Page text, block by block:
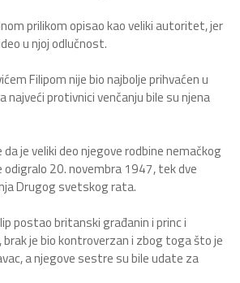
prilikom opisao kao veliki autoritet, jer
u njoj odlučnost.
Filipom nije bio najbolje prihvaćen u
najveći protivnici venčanju bile su njena
je veliki deo njegove rodbine nemačkog
odigralo 20. novembra 1947, tek dve
Drugog svetskog rata.
postao britanski građanin i princ i
brak je bio kontroverzan i zbog toga što je
a njegove sestre su bile udate za